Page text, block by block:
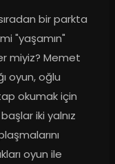
bir parkta
"yaşamın"
miyiz? Memet
oyun, oğlu
okumak için
iki yalnız
oyun ile